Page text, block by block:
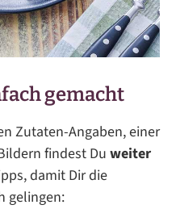
gemacht
Zutaten-Angaben, einer
findest Du weiter
damit Dir die
gelingen: